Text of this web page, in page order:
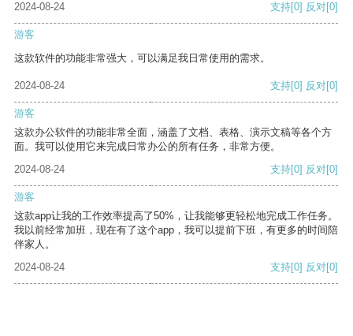
2024-08-24 支持[0] 反对[0]
游客
这款软件的功能非常强大，可以满足我日常使用的需求。
2024-08-24 支持[0] 反对[0]
游客
这款办公软件的功能非常全面，涵盖了文档、表格、演示文稿等各个方
面。我可以使用它来完成日常办公的所有任务，非常方便。
2024-08-24
支持[0] 反对[0]
游客
这款app让我的工作效率提高了50%，让我能够更轻松地完成工作任务。
我以前经常加班，现在有了这个app，我可以提前下班，有更多的时间陪
伴家人。
2024-08-24
支持[0] 反对[0]